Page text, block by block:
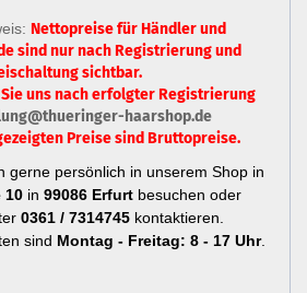
Nettopreise für Händler und
sind nurnach Registrierungund
sichtbar.
uns nach erfolgter Registrierung
haarshop.de
Preise sind Bruttopreise.
gerne persönlich in unserem Shop in
10in 99086 Erfurtbesuchen oder
0361 / 7314745kontaktieren.
sind Montag - Freitag: 8 - 17 Uhr.